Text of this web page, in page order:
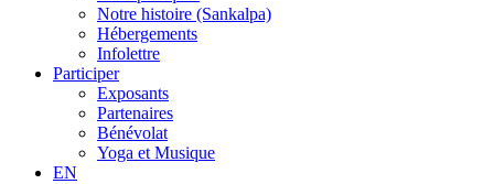
Notre histoire (Sankalpa)
Hébergements
Infolettre
Participer
Exposants
Partenaires
Bénévolat
Yoga et Musique
EN